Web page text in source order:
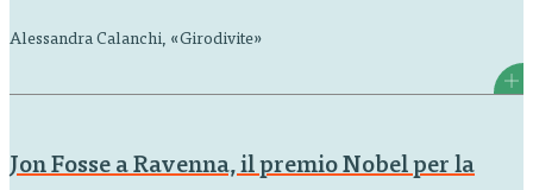
Alessandra Calanchi, «Girodivite»
Jon Fosse a Ravenna, il premio Nobel per la